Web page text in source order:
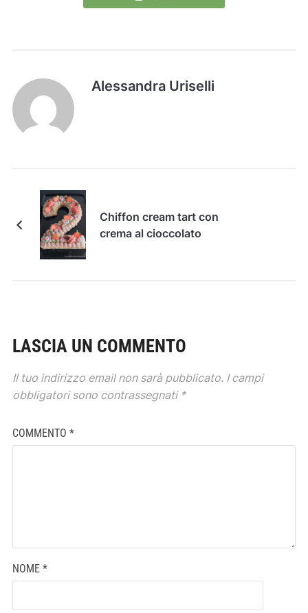
Alessandra Uriselli
Chiffon cream tart con
crema al cioccolato
LASCIA UN COMMENTO
Il tuo indirizzo email non sarà pubblicato. I campi
obbligatori sono contrassegnati *
COMMENTO *
NOME *